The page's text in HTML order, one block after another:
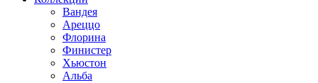
Вандея
Ареццо
Флорина
Финистер
Хьюстон
Альба